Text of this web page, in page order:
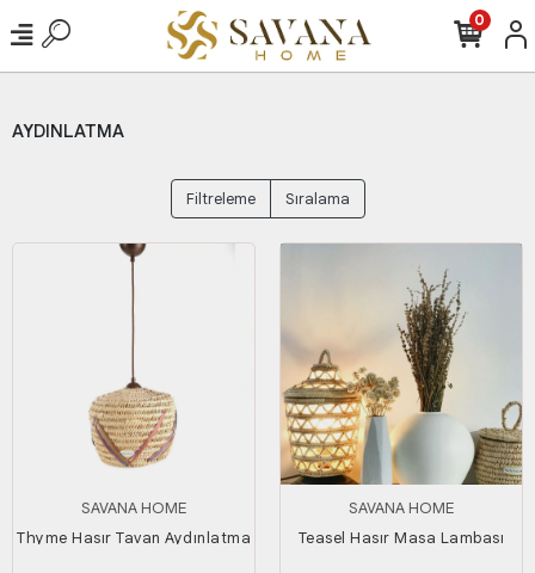
0
AYDINLATMA
Filtreleme Sıralama
SAVANA HOME
Thyme Hasır Tavan Aydınlatma
SAVANA HOME
Teasel Hasır Masa Lambası